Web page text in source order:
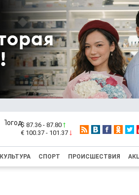
$ 87.36 - 87.80
€ 100.37 - 101.37
КУЛЬТУРА СПОРТ ПРОИСШЕСТВИЯ